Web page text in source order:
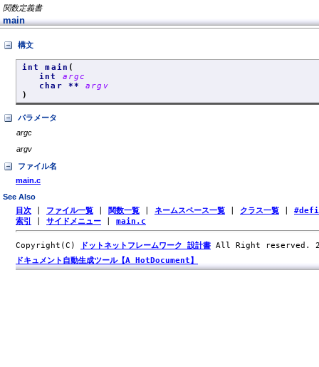
関数定義書
main
構文
int main (
int argc
char **argv
)
パラメータ
argc
argv
ファイル名
main.c
See Also
目次 ファイル一覧 関数一覧 ネームスペース一覧 クラス一覧
索引
サイドメニュー main.c
Copyright(C) ドットネットフレームワーク 設計書 All Right reserved.
ドキュメント自動生成ツール【A HotDocument】